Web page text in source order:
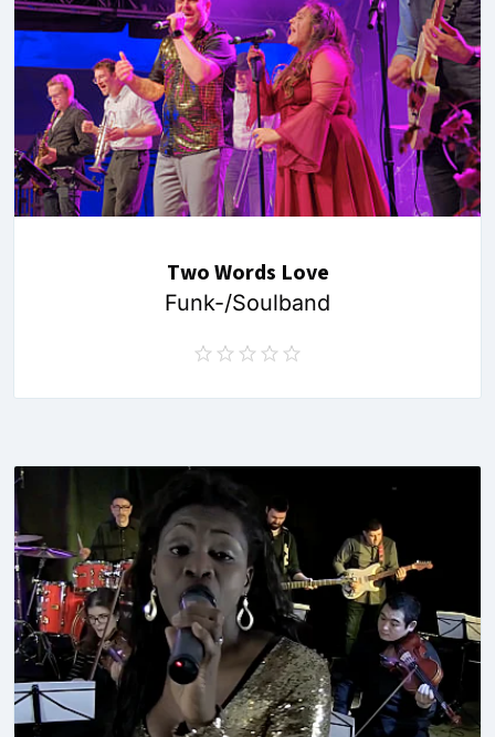
Two Words Love
Funk-/Soulband